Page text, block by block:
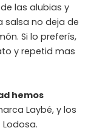
las alubias y
salsa no deja de
Si lo preferís,
y repetid mas
hemos
Laybé, y los
.